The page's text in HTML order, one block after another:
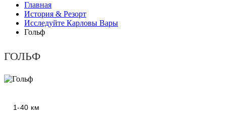
Главная
История & Резорт
Исследуйте Карловы Вары
Гольф
ГОЛЬФ
1-40 км